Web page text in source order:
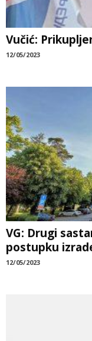
Vučić:
12/05/2023
VG: Drugi
postupku
12/05/2023